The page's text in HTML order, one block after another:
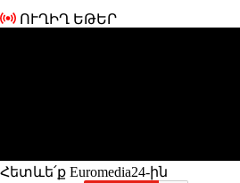
ՈՒՂԻՂ ԵԹԵՐ
Հետևե՛ք Euromedia24-ին